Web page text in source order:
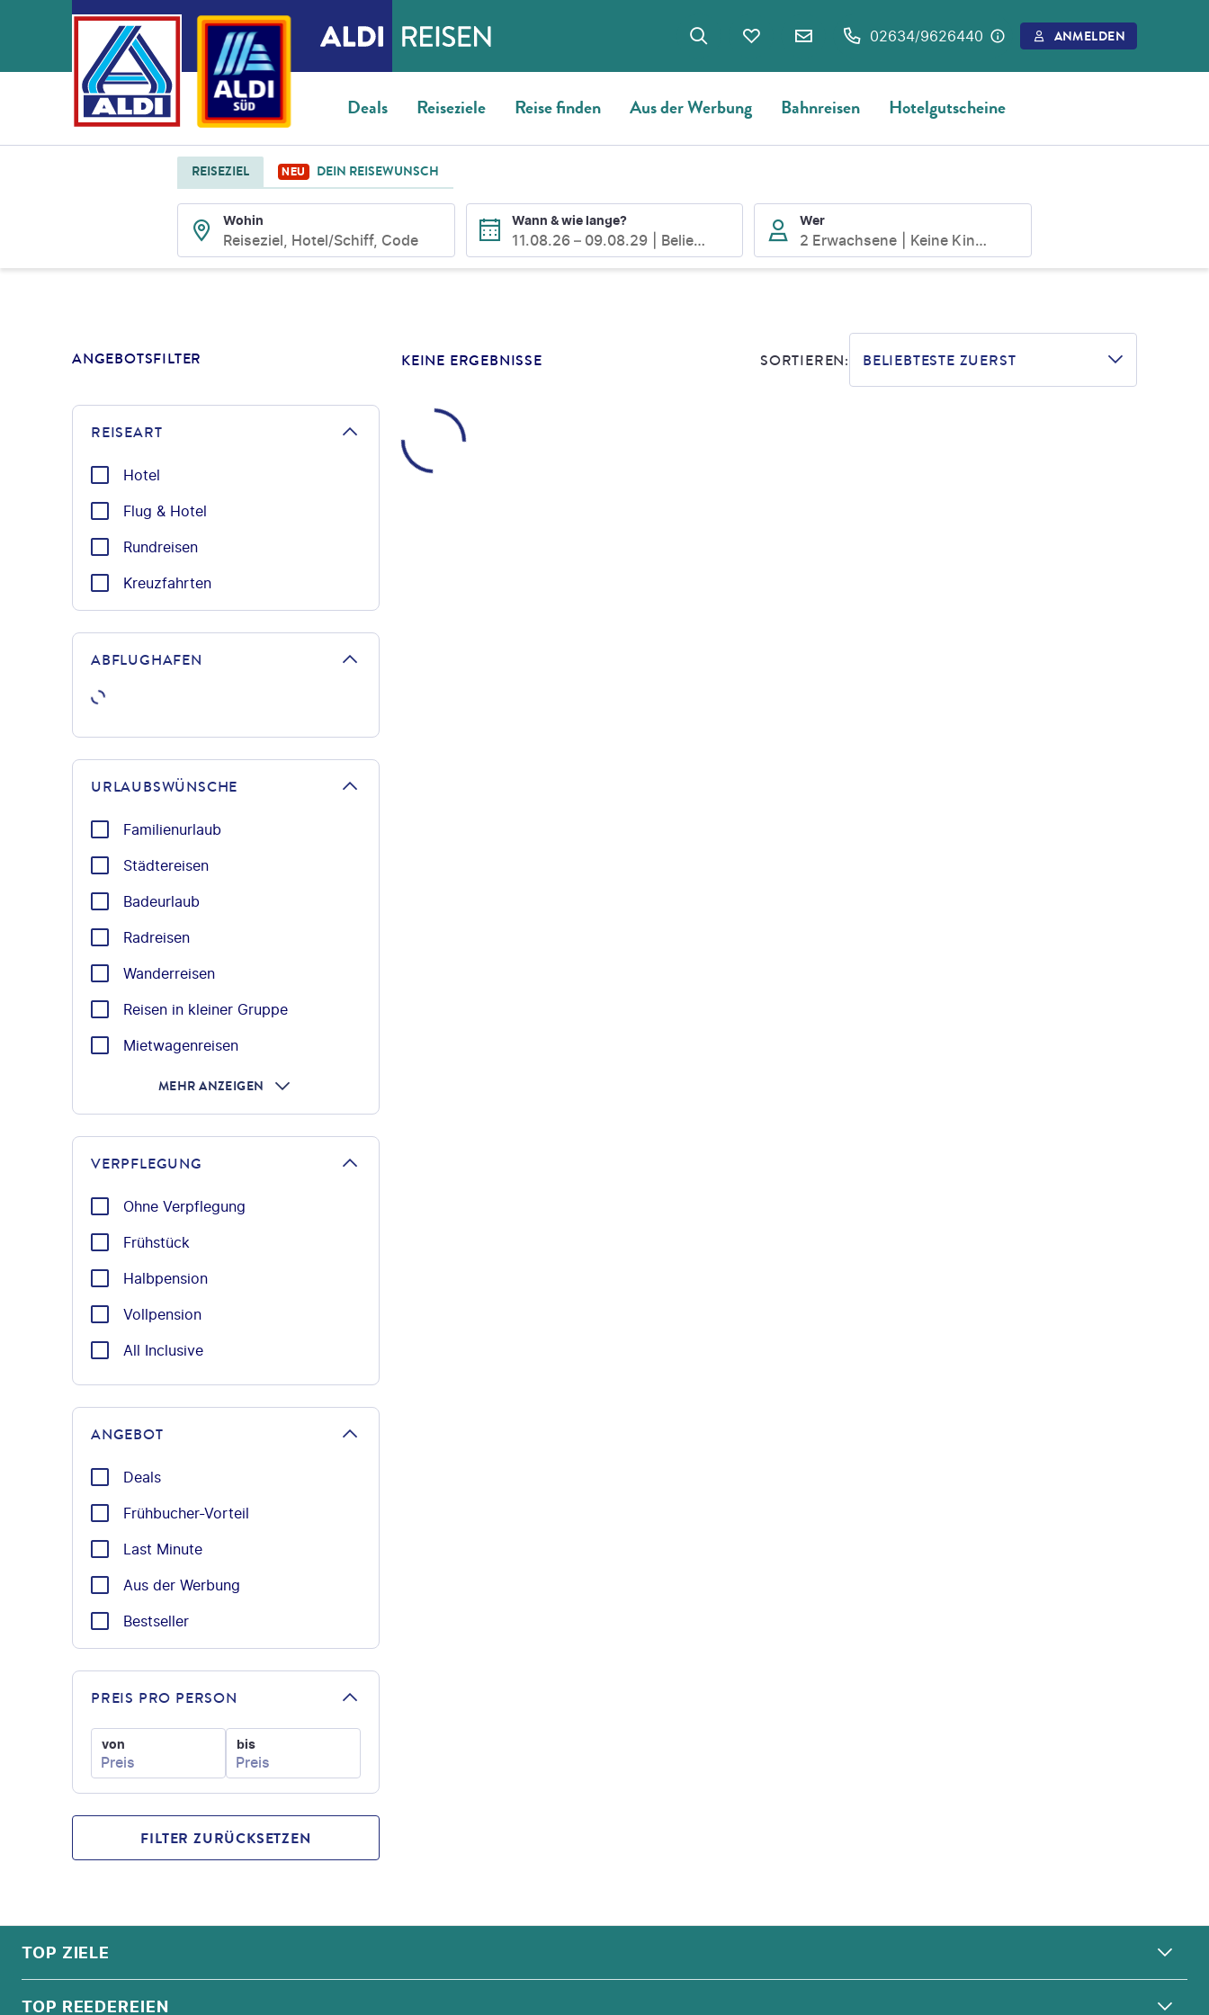
02634/9626440 ANMELDEN
Deals Reiseziele Reise finden Aus der Werbung Bahnreisen Hotelgutscheine
REISEZIEL NEU DEIN REISEWUNSCH
Wohin
Reiseziel, Hotel/Schiff, Code
Wann & wie lange?
11.08.26– 09.08.29 Beliebig
Wer
2 Erwachsene Keine Kinder
ANGEBOTSFILTER
REISEART
Hotel
Flug & Hotel
Rundreisen
Kreuzfahrten
ABFLUGHAFEN
URLAUBSWÜNSCHE
Familienurlaub
Städtereisen
Badeurlaub
Radreisen
Wanderreisen
Reisen in kleiner Gruppe
Mietwagenreisen
MEHR ANZEIGEN
VERPFLEGUNG
Ohne Verpflegung
Frühstück
Halbpension
Vollpension
All Inclusive
ANGEBOT
Deals
Frühbucher-Vorteil
Last Minute
Aus der Werbung
Bestseller
PREIS PRO PERSON
von bis
FILTER ZURÜCKSETZEN
SUCHERGEBNISSE
KEINE ERGEBNISSE SORTIEREN: BELIEBTESTE ZUERST
FOOTER
Footer navigation
TOP ZIELE
ALPEN
TOP REEDEREIEN